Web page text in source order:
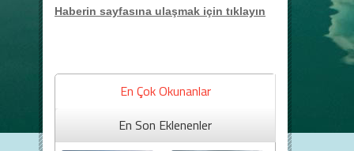
Haberin sayfasına ulaşmak için tıklayın
En Çok Okunanlar
En Son Eklenenler